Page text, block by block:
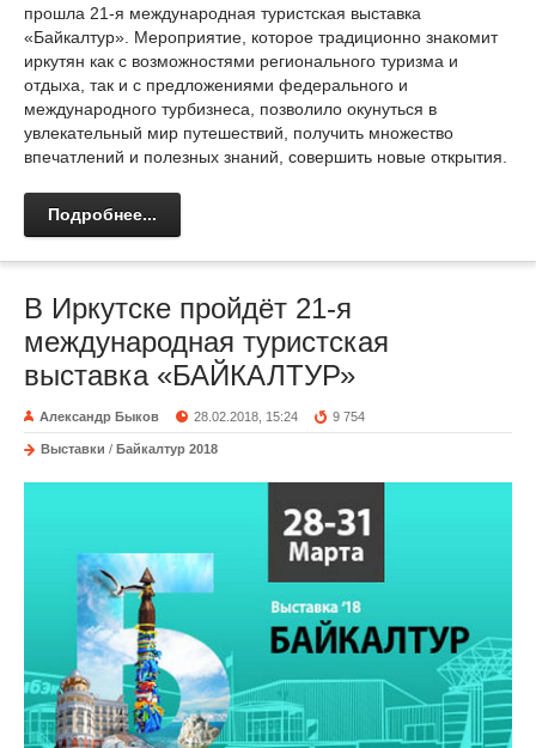
прошла 21-я международная туристская выставка
«Байкалтур». Мероприятие, которое традиционно знакомит
иркутян как с возможностями регионального туризма и
отдыха, так и с предложениями федерального и
международного турбизнеса, позволило окунуться в
увлекательный мир путешествий, получить множество
впечатлений и полезных знаний, совершить новые открытия.
Подробнее...
В Иркутске пройдёт 21-я
международная туристская
выставка «БАЙКАЛТУР»
Александр Быков 28.02.2018, 15:24 9 754
Выставки / Байкалтур 2018